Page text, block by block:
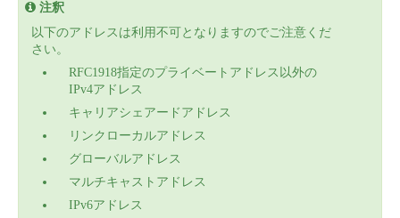
注釈
以下のアドレスは利用不可となりますのでご注意くだ
さい。
RFC1918指定のプライベートアドレス以外の
IPv4アドレス
キャリアシェアードアドレス
リンクローカルアドレス
グローバルアドレス
マルチキャストアドレス
IPv6アドレス